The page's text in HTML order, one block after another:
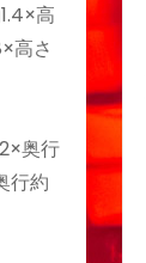
高
高さ
奥行
行約